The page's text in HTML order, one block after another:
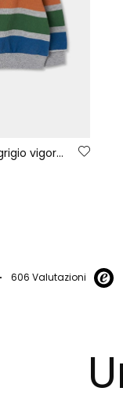
Felpa bambino grigio vigoré a righe multicolore
606 Valutazioni